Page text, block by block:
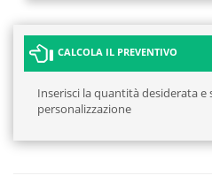
CALCOLA IL PREVENTIVO
Inserisci la quantità desiderata e
personalizzazione